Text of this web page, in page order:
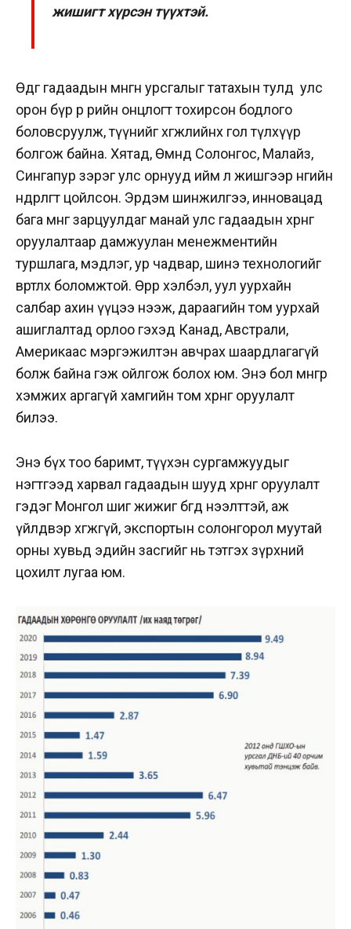
жишигт хүрсэн түүхтэй.
Өдгөө гадаадын мөнгөн урсгалыг татахын тулд улс
орон бүр өөр өөрийн онцлогт тохирсон бодлого
боловсруулж, түүнийг хөгжлийнхөө гол түлхүүр
болгож байна. Хятад, Өмнөд Солонгос, Малайз,
Сингапур зэрэг улс орнууд ийм л жишгээр өнөөгийн
өндөрлөгт цойлсон. Эрдэм шинжилгээ, инновацад
бага мөнгө зарцуулдаг манай улс гадаадын хөрөнгө
оруулалтаар дамжуулан менежментийн
туршлага, мэдлэг, ур чадвар, шинэ технологийг
өвөртлөх боломжтой. Өөрөөр хэлбэл, уул уурхайн
салбар ахин үүцээ нээж, дараагийн том уурхай
ашиглалтад орлоо гэхэд Канад, Австрали,
Америкаас мэргэжилтэн авчрах шаардлагагүй
болж байна гэж ойлгож болох юм. Энэ бол мөнгөөр
хэмжих аргагүй хамгийн том хөрөнгө оруулалт
билээ.
Энэ бүх тоо баримт, түүхэн сургамжуудыг
нэгтгээд харвал гадаадын шууд хөрөнгө оруулалт
гэдэг Монгол шиг жижиг бөгөөд нээлттэй, аж
үйлдвэр хөгжөөгүй, экспортын солонгорол муутай
орны хувьд эдийн засгийг нь тэтгэх зүрхний
цохилт лугаа юм.